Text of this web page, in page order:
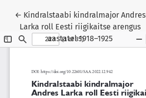
← Return to Article Details
Kindralstaabi kindralmajor Andres
Larka roll Eesti riigikaitse arengus
aastatel 1918–1925